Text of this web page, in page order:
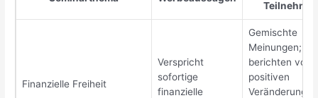
Teilnehmer
Finanzielle Freiheit
Verspricht
sofortige
finanzielle
Gemischte
Meinungen;
berichten von
positiven